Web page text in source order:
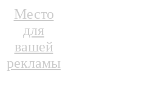
Место
для
вашей
рекламы